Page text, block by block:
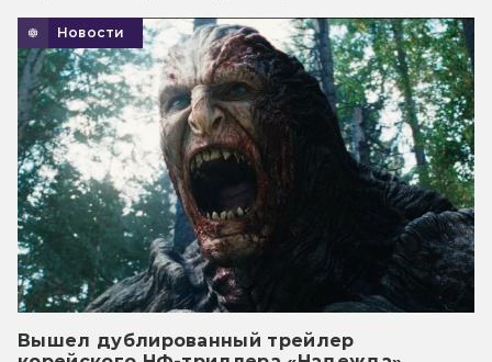
Новости
Вышел дублированный трейлер